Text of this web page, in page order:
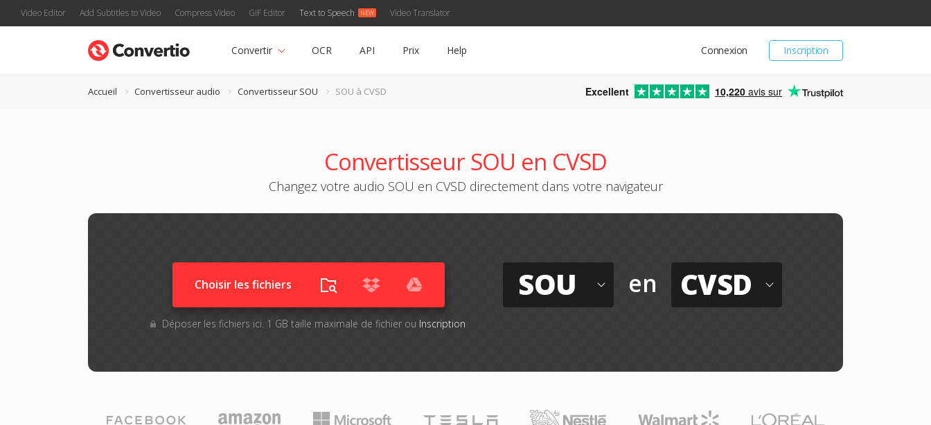
Video Editor Add Subtitles to Video Compress Video GIF Editor Text to Speech Video Translator
Inscription
Connexion
Convertir OCR API Prix Help
Accueil Convertisseur audio Convertisseur SOU SOU à CVSD Excellent 10,220 avis sur
Convertisseur SOU en CVSD
Changez votre audio SOU en CVSD directement dans votre navigateur
Choisir les fichiers
Déposer les fichiers ici. 1 GB taille maximale de fichier ou Inscription
SOU en CVSD